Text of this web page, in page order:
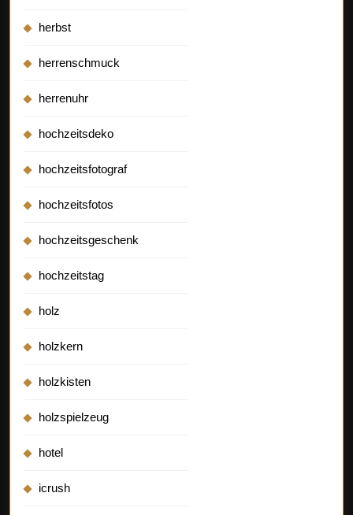
herbst
herrenschmuck
herrenuhr
hochzeitsdeko
hochzeitsfotograf
hochzeitsfotos
hochzeitsgeschenk
hochzeitstag
holz
holzkern
holzkisten
holzspielzeug
hotel
icrush